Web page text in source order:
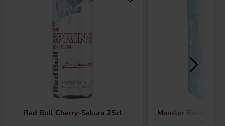
Red Bull Cherry-Sakura 25cl
Monster Energy